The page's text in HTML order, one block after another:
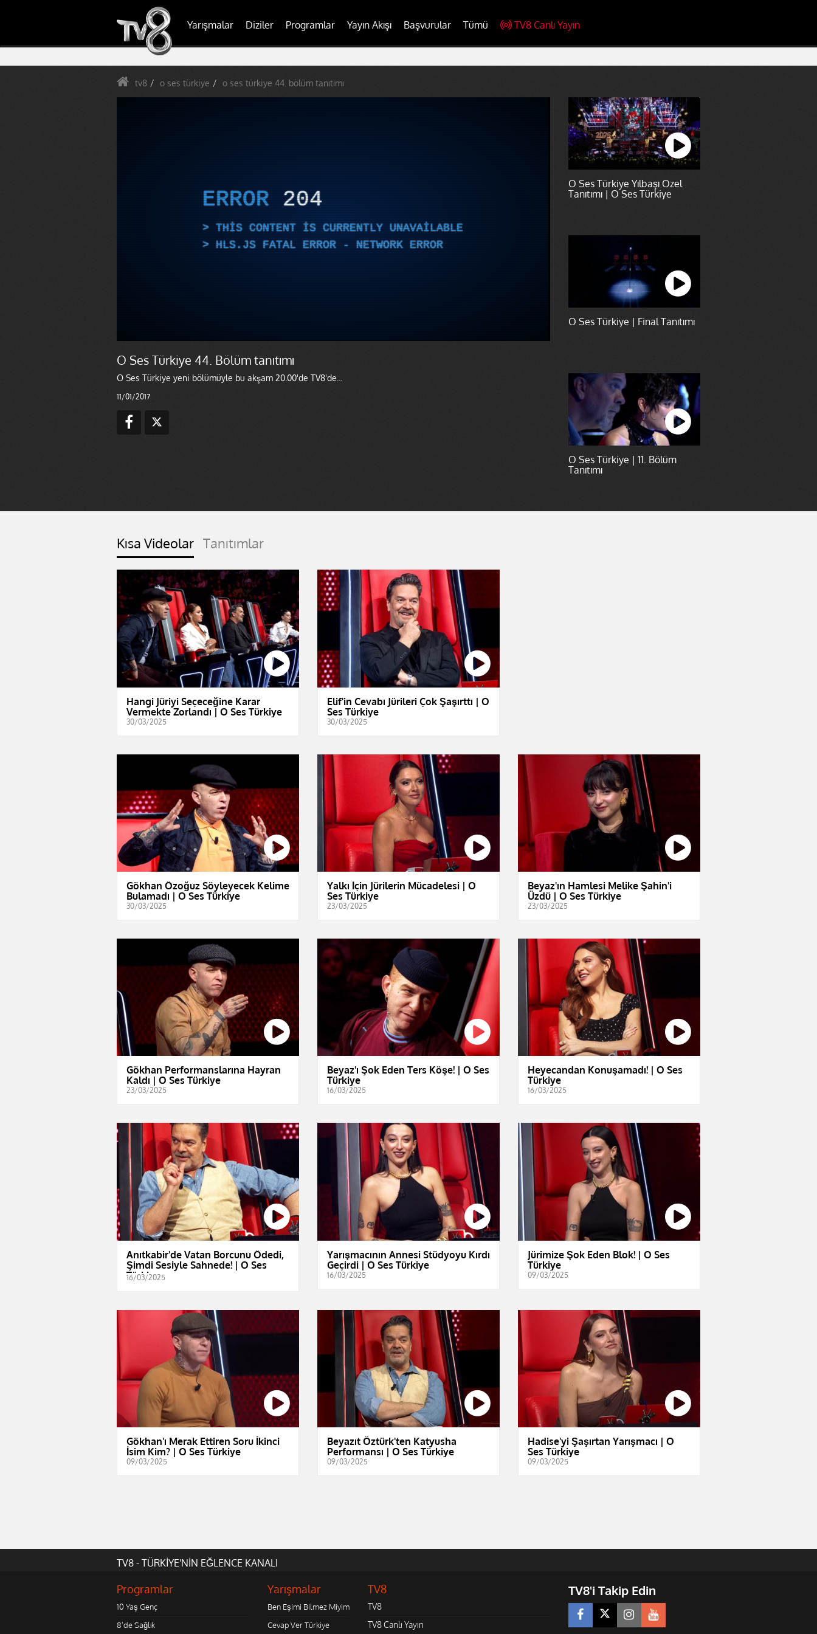
Yarışmalar Diziler Programlar Yayın Akışı Başvurular Tümü TV8 Canlı Yayın
tv8 o ses türkiye o ses türkiye 44. bölüm tanıtımı
ERROR 204
THIS CONTENT IS CURRENTLY UNAVAILABLE
HLS.JS FATAL ERROR - NETWORK ERROR
O Ses Türkiye 44. Bölüm tanıtımı
O Ses Türkiye yeni bölümüyle bu akşam 20.00'de TV8'de...
11/01/2017
O Ses Türkiye Yılbaşı Özel
Tanıtımı | O Ses Türkiye
O Ses Türkiye | Final Tanıtımı
O Ses Türkiye | 11. Bölüm
Tanıtımı
Kısa Videolar Tanıtımlar
Hangi Jüriyi Seçeceğine Karar
Vermekte Zorlandı | O Ses Türkiye
30/03/2025
Elif'in Cevabı Jürileri Çok Şaşırttı | O
Ses Türkiye
30/03/2025
Gökhan Özoğuz Söyleyecek Kelime
Bulamadı | O Ses Türkiye
30/03/2025
Yalkı İçin Jürilerin Mücadelesi | O
Ses Türkiye
23/03/2025
Beyaz'ın Hamlesi Melike Şahin'i
Üzdü | O Ses Türkiye
23/03/2025
Gökhan Performanslarına Hayran
Kaldı | O Ses Türkiye
23/03/2025
Beyaz'ı Şok Eden Ters Köşe! | O Ses
Türkiye
16/03/2025
Heyecandan Konuşamadı! | O Ses
Türkiye
16/03/2025
Anıtkabir'de Vatan Borcunu Ödedi,
Şimdi Sesiyle Sahnede! | O Ses
Türkiye
16/03/2025
Yarışmacının Annesi Stüdyoyu Kırdı
Geçirdi | O Ses Türkiye
16/03/2025
Jürimize Şok Eden Blok! | O Ses
Türkiye
09/03/2025
Gökhan'ı Merak Ettiren Soru İkinci
İsim Kim? | O Ses Türkiye
09/03/2025
Beyazıt Öztürk'ten Katyusha
Performansı | O Ses Türkiye
09/03/2025
Hadise'yi Şaşırtan Yarışmacı | O
Ses Türkiye
09/03/2025
TV8 - TÜRKİYE'NİN EĞLENCE KANALI
Programlar
10 Yaş Genç
8'de Sağlık
Yarışmalar
Ben Eşimi Bilmez Miyim
Cevap Ver Türkiye
TV8
TV8
TV8 Canlı Yayın
TV8'i Takip Edin